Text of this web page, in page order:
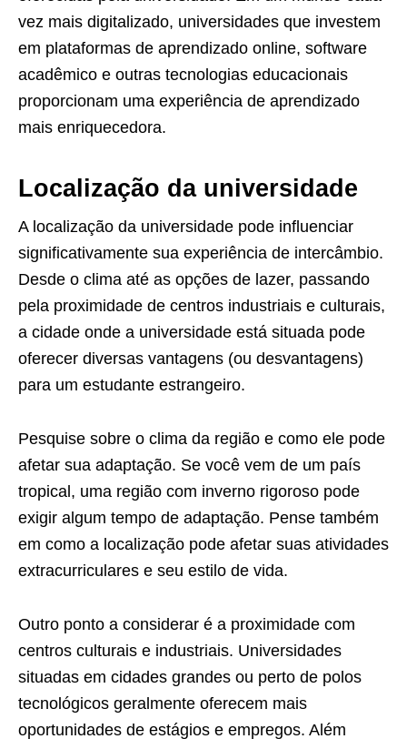
vez mais digitalizado, universidades que investem
em plataformas de aprendizado online, software
acadêmico e outras tecnologias educacionais
proporcionam uma experiência de aprendizado
mais enriquecedora.
Localização da universidade
A localização da universidade pode influenciar
significativamente sua experiência de intercâmbio.
Desde o clima até as opções de lazer, passando
pela proximidade de centros industriais e culturais,
a cidade onde a universidade está situada pode
oferecer diversas vantagens (ou desvantagens)
para um estudante estrangeiro.
Pesquise sobre o clima da região e como ele pode
afetar sua adaptação. Se você vem de um país
tropical, uma região com inverno rigoroso pode
exigir algum tempo de adaptação. Pense também
em como a localização pode afetar suas atividades
extracurriculares e seu estilo de vida.
Outro ponto a considerar é a proximidade com
centros culturais e industriais. Universidades
situadas em cidades grandes ou perto de polos
tecnológicos geralmente oferecem mais
oportunidades de estágios e empregos. Além